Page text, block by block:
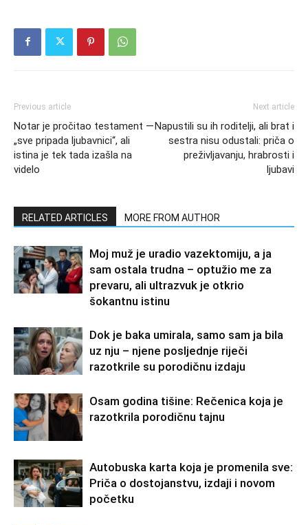
Previous article
Notar je pročitao testament —
„sve pripada ljubavnici“, ali
istina je tek tada izašla na
videlo
Next article
Napustili su ih roditelji, ali brat i
sestra nisu odustali: priča o
preživljavanju, hrabrosti i
ljubavi
RELATED ARTICLES MORE FROM AUTHOR
Moj muž je uradio vazektomiju, a ja
sam ostala trudna – optužio me za
prevaru, ali ultrazvuk je otkrio
šokantnu istinu
Dok je baka umirala, samo sam ja bila
uz nju – njene posljednje riječi
razotkrile su porodičnu izdaju
Osam godina tišine: Rečenica koja je
razotkrila porodičnu tajnu
Autobuska karta koja je promenila sve:
Priča o dostojanstvu, izdaji i novom
početku